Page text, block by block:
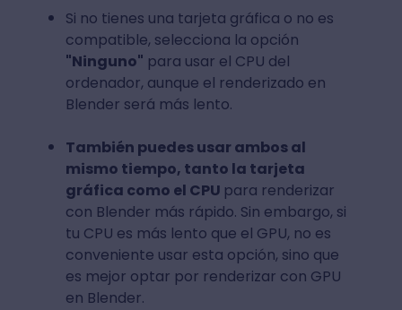
Si no tienes una tarjeta gráfica o no es
compatible, selecciona la opción
"Ninguno" para usar el CPU del
ordenador, aunque el renderizado en
Blender será más lento.
También puedes usar ambos al
mismo tiempo, tanto la tarjeta
gráfica como el CPU para renderizar
con Blender más rápido. Sin embargo, si
tu CPU es más lento que el GPU, no es
conveniente usar esta opción, sino que
es mejor optar por renderizar con GPU
en Blender.